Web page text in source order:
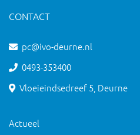
CONTACT
pc@ivo-deurne.nl
0493-353400
Vloeieindsedreef 5, Deurne
Actueel